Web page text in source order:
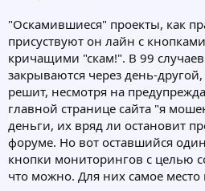
"Оскамившиеся" проекты, как
присуствуют он лайн с
кричащими "скам!". В 99
закрываются через день-
решит, несмотря на
главной странице сайта "я
деньги, их вряд ли остановит
форуме. Но вот оставшийся
кнопки мониторингов с целью
что можно. Для них самое место